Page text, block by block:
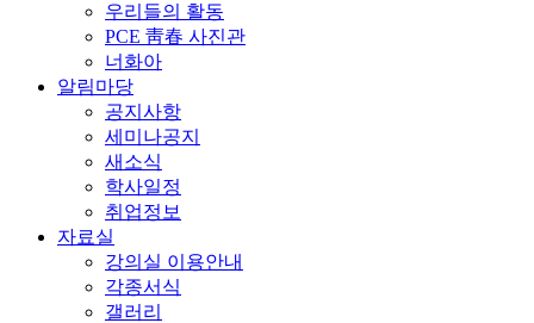
우리들의 활동
PCE 靑春 사진관
너화아
알림마당
공지사항
세미나공지
새소식
학사일정
취업정보
자료실
강의실 이용안내
각종서식
갤러리